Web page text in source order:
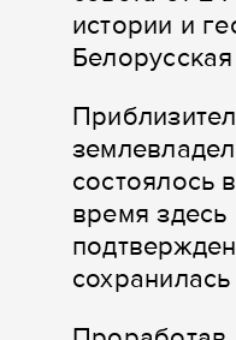
истории и
состоялось
время